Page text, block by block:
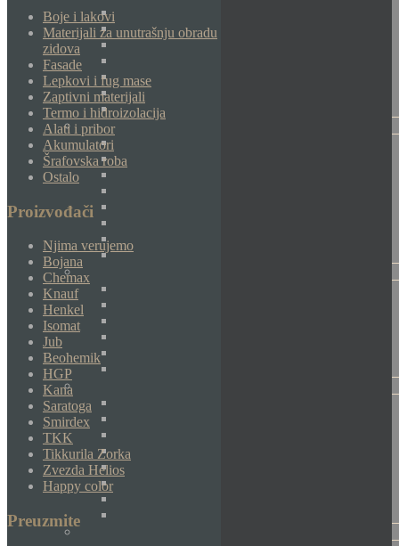
Boje i lakovi
Materijali za unutrašnju obradu
zidova
Fasade
Lepkovi i fug mase
Zaptivni materijali
Termo i hidroizolacija
Alati i pribor
Akumulatori
Šrafovska roba
Ostalo
Proizvođači
Njima verujemo
Bojana
Chemax
Knauf
Henkel
Isomat
Jub
Beohemik
HGP
Kana
Saratoga
Smirdex
TKK
Tikkurila Zorka
Zvezda Helios
Happy color
Preuzmite